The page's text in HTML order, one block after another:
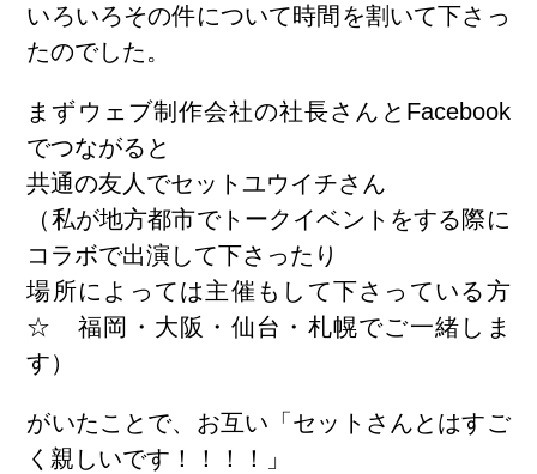
いろいろその件について時間を割いて下さっ
たのでした。
まずウェブ制作会社の社長さんとFacebook
でつながると
共通の友人でセットユウイチさん
（私が地方都市でトークイベントをする際に
コラボで出演して下さったり
場所によっては主催もして下さっている方
☆ 福岡・大阪・仙台・札幌でご一緒しま
す）
がいたことで、お互い「セットさんとはすご
く親しいです！！！！」